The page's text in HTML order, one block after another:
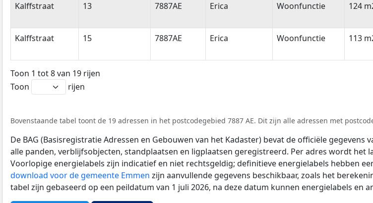
Kalffstraat 13 7887AE Erica Woonfunctie 124
Kalffstraat 15 7887AE Erica Woonfunctie 113
Toon 1 tot 8 van 19 rijen
Toon
rijen
Bovenstaande tabel toont de 19 adressen in het postcodegebied 7887 AE. Dit zijn alle adressen met
De BAG (Basisregistratie Adressen en Gebouwen van het Kadaster) bevat de officiële
alle panden, verblijfsobjecten, standplaatsen en ligplaatsen geregistreerd. Per adres wordt het
Voorlopige energielabels zijn indicatief en niet rechtsgeldig; definitieve energielabels hebben
download voor de gemeente Emmen zijn aanvullende gegevens beschikbaar, zoals het
tabel zijn gebaseerd op een peildatum van 1 juli 2026, na deze datum kunnen energielabels en